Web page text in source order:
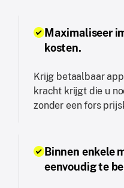
Maximaliseer
kosten.
Krijg betaalbaar
kracht krijgt die u
zonder een fors
Binnen enkele
eenvoudig te